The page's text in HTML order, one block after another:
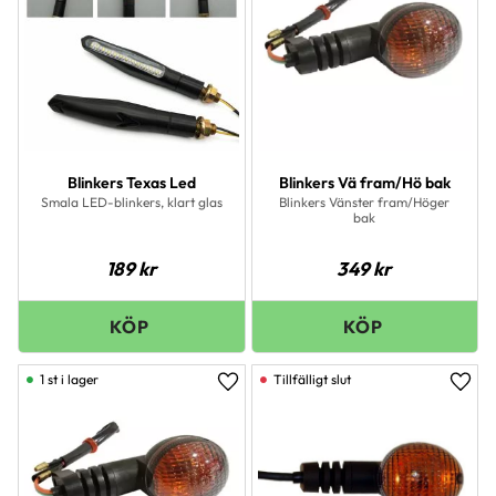
Blinkers Texas Led
Smala LED-blinkers, klart glas
189kr
Blinkers Vä fram/Hö bak
Blinkers Vänster fram/Höger
bak
349kr
Lägg till i favoriter
1 st i lager